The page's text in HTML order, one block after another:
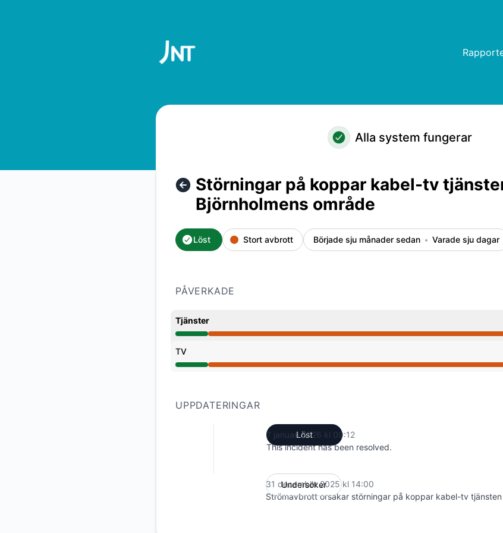
Alla system fungerar
Störningar på koppar kabel-tv
Björnholmens område
Löst Stort avbrott Började sju månader sedan Varade sju dagar
PÅVERKADE
Tjänster
Stort avbrott från 2:00 PM till 9:12 AM
TV
Stort avbrott från 2:00 PM till 9:12 AM
UPPDATERINGAR
Löst
7 januari 2026 kl 09:12
This incident has been resolved.
Undersöker
31 december 2025 kl 14:00
Strömavbrott orsakar störningar på koppar kabel-tv tjänsten